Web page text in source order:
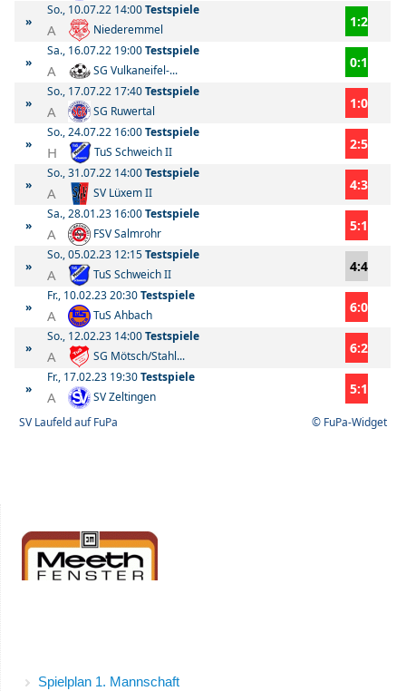
»
So., 10.07.22 14:00Testspiele
A Niederemmel 1:2
»
Sa., 16.07.22 19:00Testspiele
A SG Vulkaneifel-... 0:1
»
So., 17.07.22 17:40Testspiele
A SG Ruwertal 1:0
»
So., 24.07.22 16:00Testspiele
H TuS Schweich II 2:5
»
So., 31.07.22 14:00Testspiele
A SV Lüxem II 4:3
»
Sa., 28.01.23 16:00Testspiele
A FSV Salmrohr 5:1
»
So., 05.02.23 12:15Testspiele
A TuS Schweich II 4:4
»
Fr., 10.02.23 20:30Testspiele
A TuS Ahbach 6:0
»
So., 12.02.23 14:00Testspiele
A SG Mötsch/Stahl... 6:2
»
Fr., 17.02.23 19:30Testspiele
A SV Zeltingen 5:1
SV Laufeld auf FuPa © FuPa-Widget
Spielplan 1. Mannschaft